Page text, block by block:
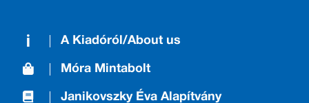
A Kiadóról/About us
Móra Mintabolt
Janikovszky Éva Alapítvány